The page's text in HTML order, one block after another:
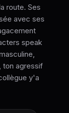
route. Ses
avec ses
speak
ton agressif
y'a